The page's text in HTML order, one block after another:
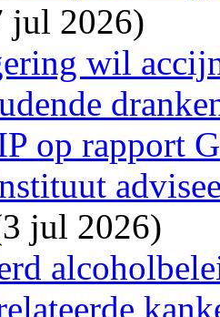
jul 2026)
wil
op rapport
jul 2026)